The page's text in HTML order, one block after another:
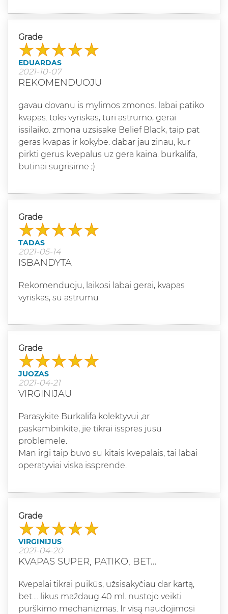
Grade
EDUARDAS
2021-10-07
REKOMENDUOJU
gavau dovanu is mylimos zmonos. labai patiko
kvapas. toks vyriskas, turi astrumo, gerai
issilaiko. zmona uzsisake Belief Black, taip pat
geras kvapas ir kokybe. dabar jau zinau, kur
pirkti gerus kvepalus uz gera kaina. burkalifa,
butinai sugrisime ;)
Grade
TADAS
2021-05-14
ISBANDYTA
Rekomenduoju, laikosi labai gerai, kvapas
vyriskas, su astrumu
Grade
JUOZAS
2021-04-21
VIRGINIJAU
Parasykite Burkalifa kolektyvui ,ar
paskambinkite, jie tikrai isspres jusu
problemele.
Man irgi taip buvo su kitais kvepalais, tai labai
operatyviai viska issprende.
Grade
VIRGINIJUS
2021-04-20
KVAPAS SUPER, PATIKO, BET...
Kvepalai tikrai puikūs, užsisakyčiau dar kartą,
bet.... likus maždaug 40 ml. nustojo veikti
purškimo mechanizmas. Ir visą naudojimosi